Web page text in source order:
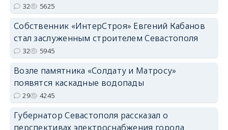
32 5625
Собственник «ИнтерСтроя» Евгений Кабанов
стал заслуженным строителем Севастополя
32 5945
Возле памятника «Солдату и Матросу»
появятся каскадные водопады
29 4245
Губернатор Севастополя рассказал о
перспективах электроснабжения города